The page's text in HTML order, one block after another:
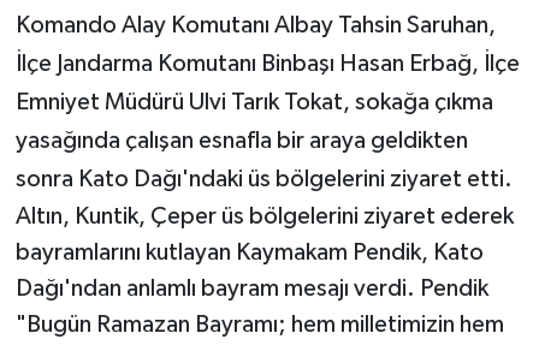
Komando Alay Komutanı Albay Tahsin Saruhan,
İlçe Jandarma Komutanı Binbaşı Hasan Erbağ, İlçe
Emniyet Müdürü Ulvi Tarık Tokat, sokağa çıkma
yasağında çalışan esnafla bir araya geldikten
sonra Kato Dağı'ndaki üs bölgelerini ziyaret etti.
Altın, Kuntik, Çeper üs bölgelerini ziyaret ederek
bayramlarını kutlayan Kaymakam Pendik, Kato
Dağı'ndan anlamlı bayram mesajı verdi. Pendik
"Bugün Ramazan Bayramı; hem milletimizin hem